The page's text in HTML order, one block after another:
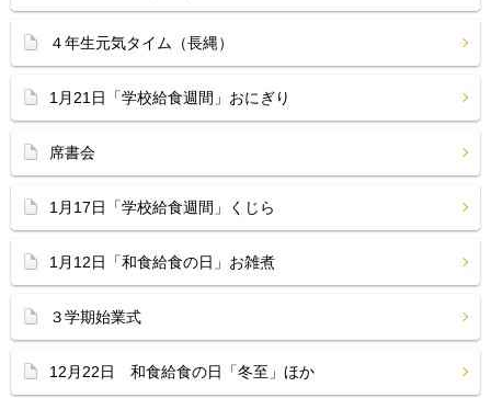
４年生元気タイム（長縄）
1月21日「学校給食週間」おにぎり
席書会
1月17日「学校給食週間」くじら
1月12日「和食給食の日」お雑煮
３学期始業式
12月22日 和食給食の日「冬至」ほか